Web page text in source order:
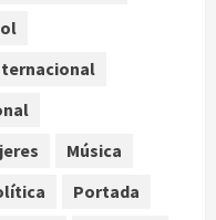
vincula el
ancestral con la
revisión de redes
Música
Portada